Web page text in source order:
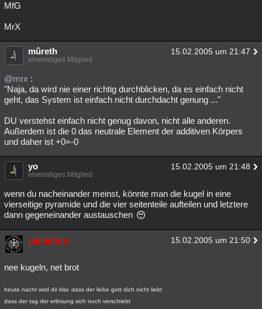
MfG
MrX
mûreth 15.02.2005 um 21:47
ehemaliges Mitglied
@mrx :
"Naja, da wird nie einer richtig durchblicken, da es einfach nicht
geht, das System ist einfach nicht durchdacht genung ..."
DU verstehst einfach nicht genug davon, nicht alle anderen.
Außerdem ist die 0 das neutrale Element der additiven Körpers
und daher ist +0=-0
yo 15.02.2005 um 21:48
ehemaliges Mitglied
wenn du nacheinander meinst, könnte man die kugel in eine
vierseitige pyramide und die vier seitenteile aufteilen und letztere
dann gegeneinander austauschen
palladium 15.02.2005 um 21:50
nee kugeln, net brot
heute nacht wird dir klar, dass der liebe gott dich nicht liebt
dass der tag der erlösung sich noch verschiebt